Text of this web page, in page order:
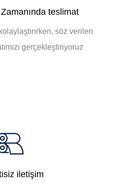
teslimat
söz verilen
gerçekleştiriyoruz
iletişim